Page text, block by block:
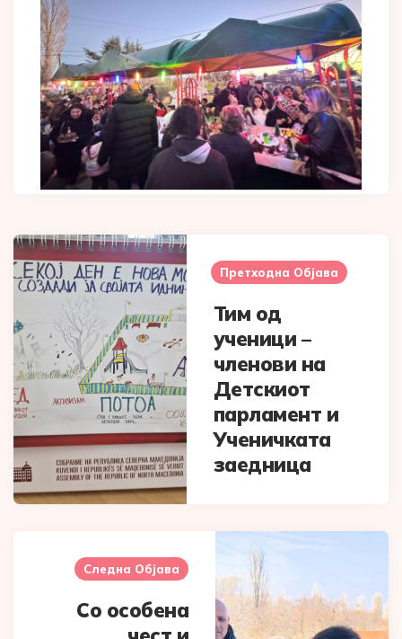
Post
navigation
Претходна Објава
Тим од
ученици –
членови на
Детскиот
парламент и
Ученичката
заедница
Следна Објава
Со особена